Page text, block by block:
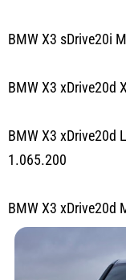
BMW X3 sDrive20i
BMW X3 xDrive20d
BMW X3 xDrive20d
1.065.200
BMW X3 xDrive20d